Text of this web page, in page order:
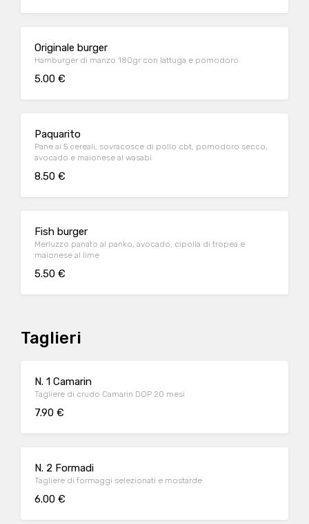
Originale burger
Hamburger di manzo 180gr con lattuga e pomodoro
5.00 €
Paquarito
Pane ai 5 cereali, sovracosce di pollo cbt, pomodoro secco,
avocado e maionese al wasabi
8.50 €
Fish burger
Merluzzo panato al panko, avocado, cipolla di tropea e
maionese al lime
5.50 €
Taglieri
N. 1 Camarin
Tagliere di crudo Camarin DOP 20 mesi
7.90 €
N. 2 Formadi
Tagliere di formaggi selezionati e mostarde
6.00 €